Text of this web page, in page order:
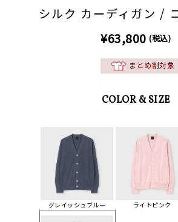
シルク カーディガン /
¥63,800 (税込)
まとめ割対象
COLOR & SIZE
グレイッシュブルー ライトピンク